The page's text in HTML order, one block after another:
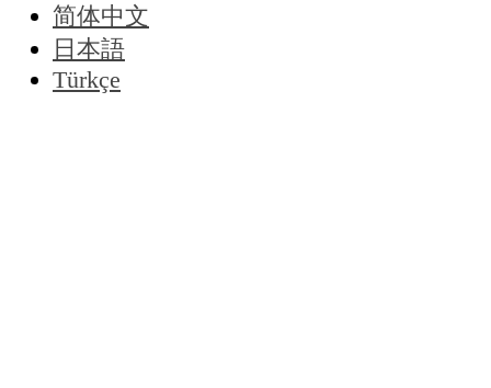
简体中文
日本語
Türkçe